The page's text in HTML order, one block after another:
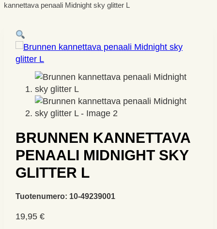
kannettava penaali Midnight sky glitter L
BRUNNEN KANNETTAVA
PENAALI MIDNIGHT SKY
GLITTER L
Tuotenumero: 10-49239001
19,95 €